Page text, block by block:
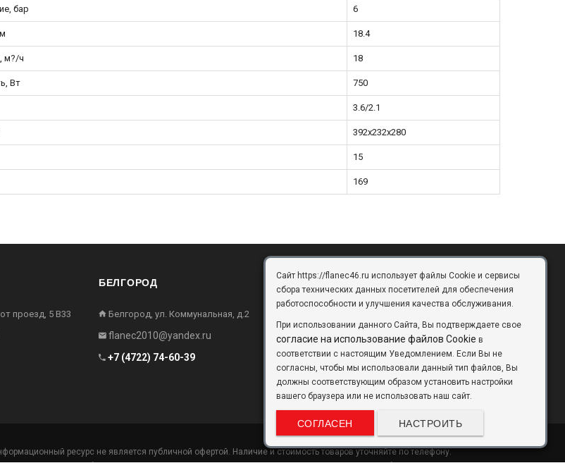
бар 6
18.4
м?/ч 18
Вт 750
3.6/2.1
392х232х280
15
169
проезд, 5 В33
БЕЛГОРОД
Белгород, ул. Коммунальная, д.2
flanec2010@yandex.ru
+7 (4722) 74-60-39
БРЯНСК
flanec32@yandex.ru
+7 (4832) 63-57-16
ресурс не является публичной офертой. Наличие и стоимость товаров уточняйте по телефону.
Сайт https://flanec46.ru использует файлы Cookie и сервисы
сбора технических данных посетителей для обеспечения
работоспособности и улучшения качества обслуживания.
При использовании данного Сайта, Вы подтверждаете свое
согласие на использование файлов Cookie в
соответствии с настоящим Уведомлением. Если Вы не
согласны, чтобы мы использовали данный тип файлов, Вы
должны соответствующим образом установить настройки
вашего браузера или не использовать наш сайт.
СОГЛАСЕН НАСТРОИТЬ